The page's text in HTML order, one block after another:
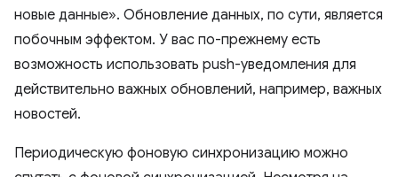
новые данные». Обновление данных, по сути, является
побочным эффектом. У вас по-прежнему есть
возможность использовать push-уведомления для
действительно важных обновлений, например, важных
новостей.
Периодическую фоновую синхронизацию можно